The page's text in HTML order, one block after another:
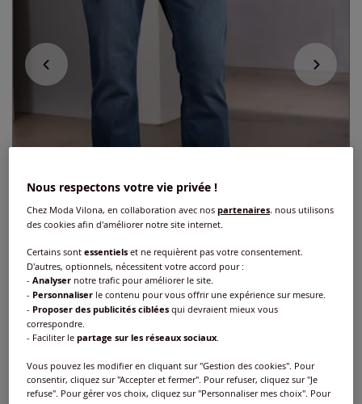
Jean 5 poches coupe 5 poches
Nous respectons votre vie privée !
Chez Moda Vilona, en collaboration avec nospartenaires, nous utilisons
des cookies afin d'améliorer notre site internet.
Certains sontessentiels et ne requièrent pas votre consentement.
D'autres, optionnels, nécessitent votre accord pour :
-Analyser notre trafic pour améliorer le site.
- Personnaliser le contenu pour vous offrir une expérience sur mesure.
- Proposer des publicités ciblées qui devraient mieux vous
correspondre.
- Faciliter lepartage sur les réseaux sociaux
Vous pouvez les modifier en cliquant sur "Gestion des cookies". Pour
consentir, cliquez sur "Accepter et fermer". Pour refuser, cliquez sur "Je
refuse". Pour gérer vos choix, cliquez sur "Personnaliser mes choix". Pour